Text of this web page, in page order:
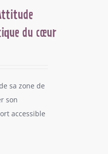
du cœur
sa zone de
son
accessible